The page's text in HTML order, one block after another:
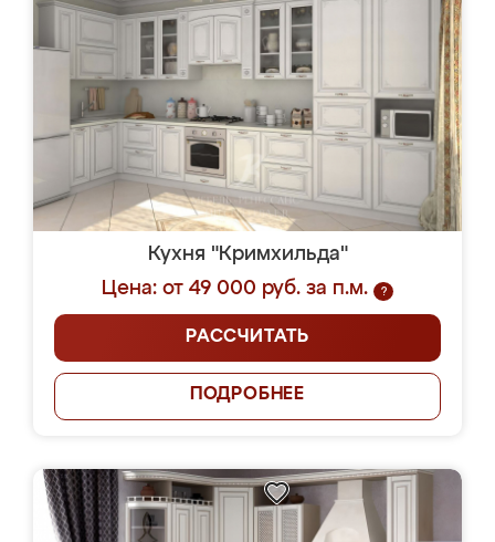
Кухня "Кримхильда"
Цена: от 49 000 руб. за п.м.
?
РАССЧИТАТЬ
ПОДРОБНЕЕ